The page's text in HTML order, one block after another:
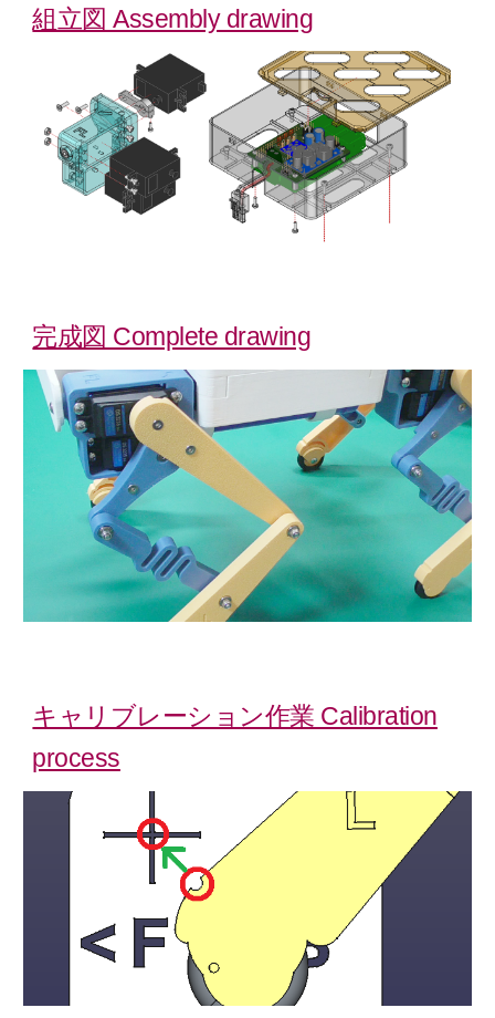
組立図 Assembly drawing
完成図 Complete drawing
キャリブレーション作業 Calibration
process